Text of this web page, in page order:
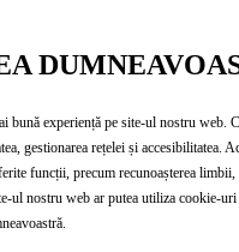
bună experiență pe site-ul nostru web.
gestionarea rețelei și accesibilitatea.
funcții, precum recunoașterea limbii,
ul nostru web ar putea utiliza cookie-uri